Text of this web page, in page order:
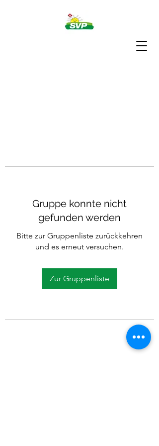
Gruppe konnte nicht
gefunden werden
Bitte zur Gruppenliste zurückkehren
und es erneut versuchen.
Zur Gruppenliste